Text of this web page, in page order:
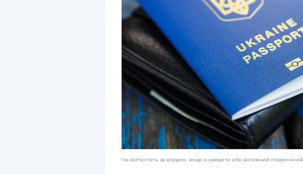
Чи випустять за кордон, якщо є кредити або активний лікарняний